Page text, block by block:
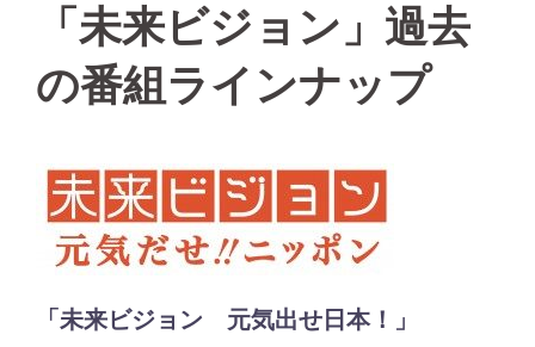
「未来ビジョン」過去
の番組ラインナップ
「未来ビジョン 元気出せ日本！」